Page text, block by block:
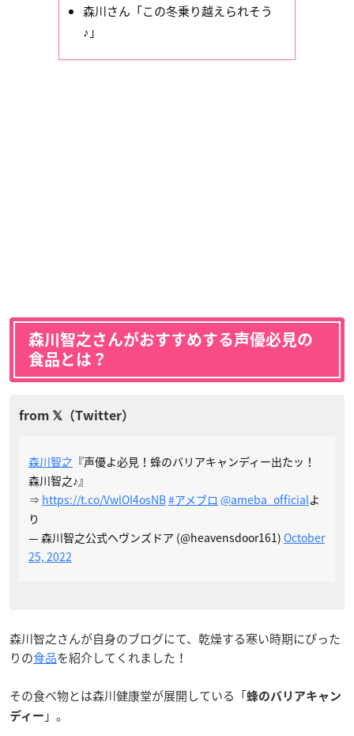
森川さん「この冬乗り越えられそう
♪」
森川智之さんがおすすめする声優必見の
食品とは？
森川智之 『声優よ必見！蜂のバリアキャンディー出たッ！
森川智之♪』
⇒ https://t.co/VwlOI4osNB#アメブロ @ameba_officialよ
り
— 森川智之公式ヘヴンズドア (@heavensdoor161) October
25, 2022
森川智之さんが自身のブログにて、乾燥する寒い時期にぴった
りの食品を紹介してくれました！
その食べ物とは森川健康堂が展開している「蜂のバリアキャン
ディー 」。